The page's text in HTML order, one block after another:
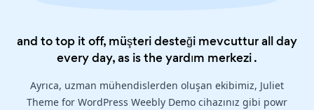
and to top it off, müşteri desteği mevcuttur all day
every day, as is theyardım merkezi.
Ayrıca, uzman mühendislerden oluşan ekibimiz, Juliet
Theme for WordPress Weebly Demo cihazınız gibi powr